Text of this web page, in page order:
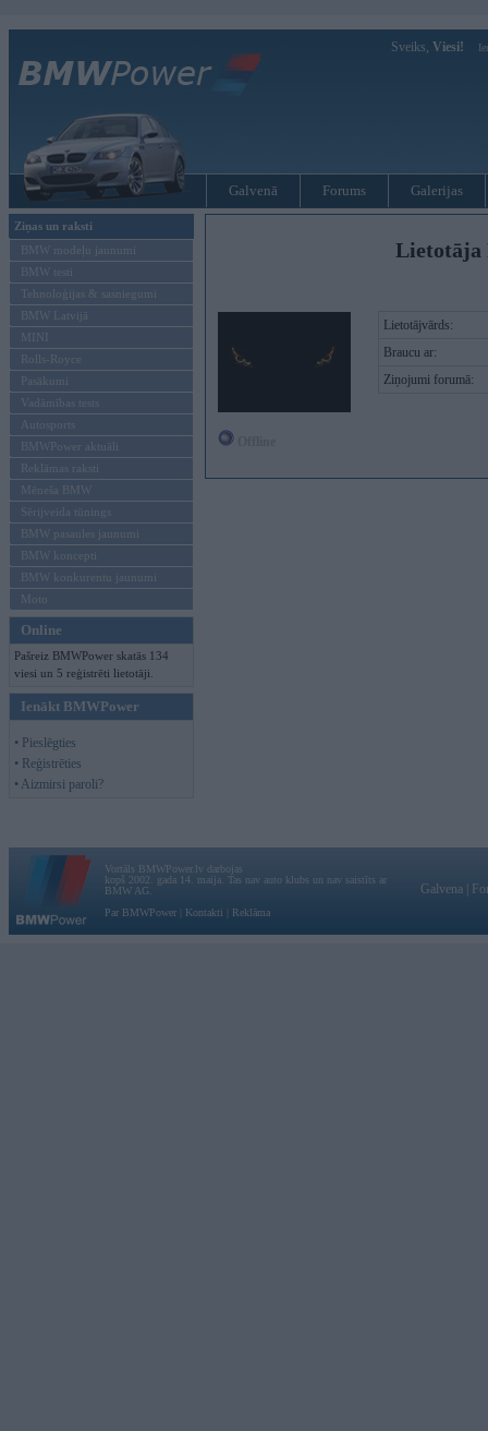
Sveiks, Viesi!
Galvenā Forums Galerijas
Ziņas un raksti
BMW modeļu jaunumi
BMW testi
Tehnoloģijas & sasniegumi
BMW Latvijā
MINI
Rolls-Royce
Pasākumi
Vadāmības tests
Autosports
BMWPower aktuāli
Reklāmas raksti
Mēneša BMW
Sērijveida tūnings
BMW pasaules jaunumi
BMW koncepti
BMW konkurentu jaunumi
Moto
Online
Pašreiz BMWPower skatās 134
viesi un 5 reģistrēti lietotāji.
Ienākt BMWPower
• Pieslēgties
• Reģistrēties
• Aizmirsi paroli?
Lietotāja
Lietotājvārds:
Braucu ar:
Ziņojumi forumā:
Vortāls BMWPower.lv darbojas
kopš 2002. gada 14. maija. Tas nav auto klubs un nav saistīts ar
BMW AG.
Par BMWPower
Kontakti Reklāma
Galvena